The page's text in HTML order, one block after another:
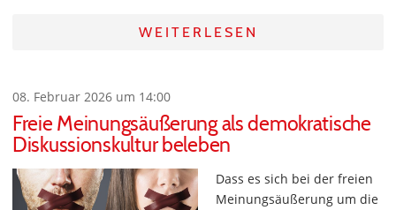
WEITERLESEN
08. Februar 2026 um 14:00
Freie Meinungsäußerung als demokratische
Diskussionskultur beleben
Dass es sich bei der freien
Meinungsäußerung um die